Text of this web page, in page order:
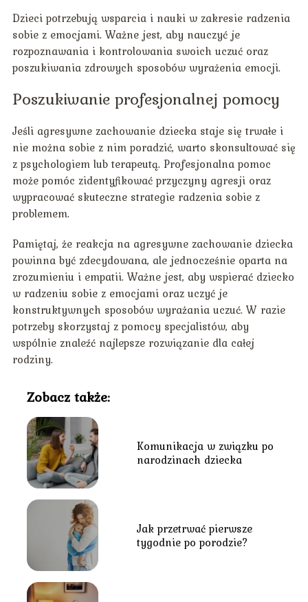
Dzieci potrzebują wsparcia i nauki w zakresie radzenia
sobie z emocjami. Ważne jest, aby nauczyć je
rozpoznawania i kontrolowania swoich uczuć oraz
poszukiwania zdrowych sposobów wyrażenia emocji.
Poszukiwanie profesjonalnej pomocy
Jeśli agresywne zachowanie dziecka staje się trwałe i
nie można sobie z nim poradzić, warto skonsultować się
z psychologiem lub terapeutą. Profesjonalna pomoc
może pomóc zidentyfikować przyczyny agresji oraz
wypracować skuteczne strategie radzenia sobie z
problemem.
Pamiętaj, że reakcja na agresywne zachowanie dziecka
powinna być zdecydowana, ale jednocześnie oparta na
zrozumieniu i empatii. Ważne jest, aby wspierać dziecko
w radzeniu sobie z emocjami oraz uczyć je
konstruktywnych sposobów wyrażania uczuć. W razie
potrzeby skorzystaj z pomocy specjalistów, aby
wspólnie znaleźć najlepsze rozwiązanie dla całej
rodziny.
Zobacz także:
Komunikacja w związku po
narodzinach dziecka
Jak przetrwać pierwsze
tygodnie po porodzie?